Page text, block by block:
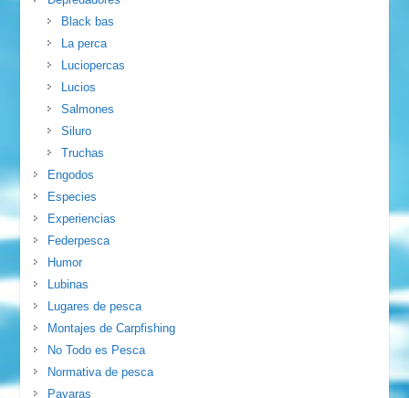
Black bas
La perca
Luciopercas
Lucios
Salmones
Siluro
Truchas
Engodos
Especies
Experiencias
Federpesca
Humor
Lubinas
Lugares de pesca
Montajes de Carpfishing
No Todo es Pesca
Normativa de pesca
Payaras